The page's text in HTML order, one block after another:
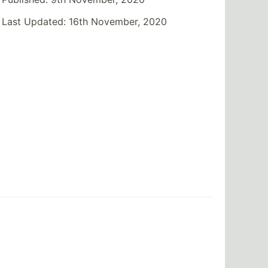
Last Updated: 16th November, 2020